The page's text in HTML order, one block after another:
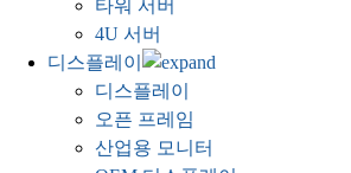
타워 서버
4U 서버
디스플레이
디스플레이
오픈 프레임
산업용 모니터